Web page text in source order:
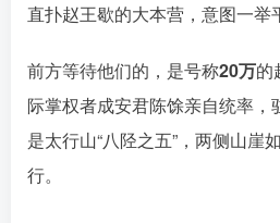
直扑赵王歇的大本营，意图一举
前方等待他们的，是号称20万
际掌权者成安君陈馀亲自统率，
是太行山“八陉之五”，两侧山崖
行󠄹󠅀󠄪󠄢󠄡󠄦󠄞󠄧󠄣󠄞󠄢󠄡󠄦󠄞󠄩󠄤󠅬󠅅󠅃󠄵󠅂󠄪󠅗󠅥󠅕󠅣󠅤󠅬󠅄󠄹󠄽󠄵󠄪󠄢󠄠󠄢󠄦󠄝󠄠󠄨󠄝󠄠󠄦󠄐󠄡󠄧󠄪󠄠󠄠󠄪󠄣󠄡󠅬󠅨󠅙󠅑󠅟󠅗󠅒󠄞󠅓󠅟󠅝󠄐󠇕󠆠󠅿󠇖󠆄󠆩󠇕󠅿󠆈󠇗󠆭󠆁󠄐󠇗󠅹󠅸󠇖󠆍󠅳󠇖󠅹󠅰󠇖󠆌󠅹。